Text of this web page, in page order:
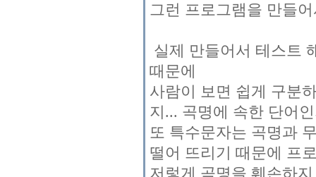
그런 프로그램을 만들
실제 만들어서 테스트
때문에
사람이 보면 쉽게 구분
지... 곡명에 속한 단어
또 특수문자는 곡명과
떨어 뜨리기 때문에 프
저렇게 곡명을 훼손하